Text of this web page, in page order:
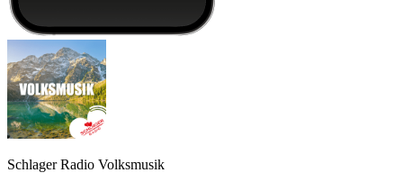
Schlager Radio Volksmusik